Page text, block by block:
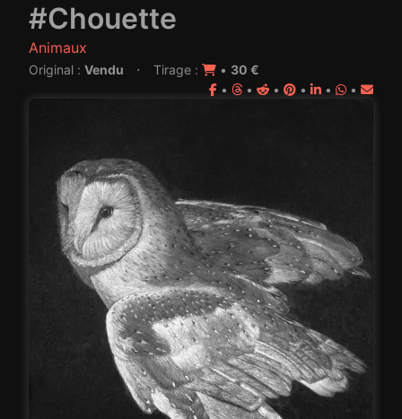
#Chouette
Animaux
Original : Vendu · Tirage : • 30 €
•
• • • • •